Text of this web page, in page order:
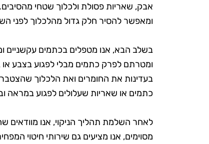
אבק, שאריות פסולת ולכלוך שטחי
ומאפשר להסיר חלק גדול מהלכלוך לפני
בשלב הבא, אנו מטפלים בכתמים עקשניים
ומטרתם לפרק כתמים מבלי לפגוע בצבע או
בעדינות את החומרים ואת הלכלוך
כתמים או שאריות שעלולים לפגוע במראה
לאחר השלמת תהליך הניקוי, אנו מוודאים
מסוימים, אנו מציעים גם שירותי חיטוי